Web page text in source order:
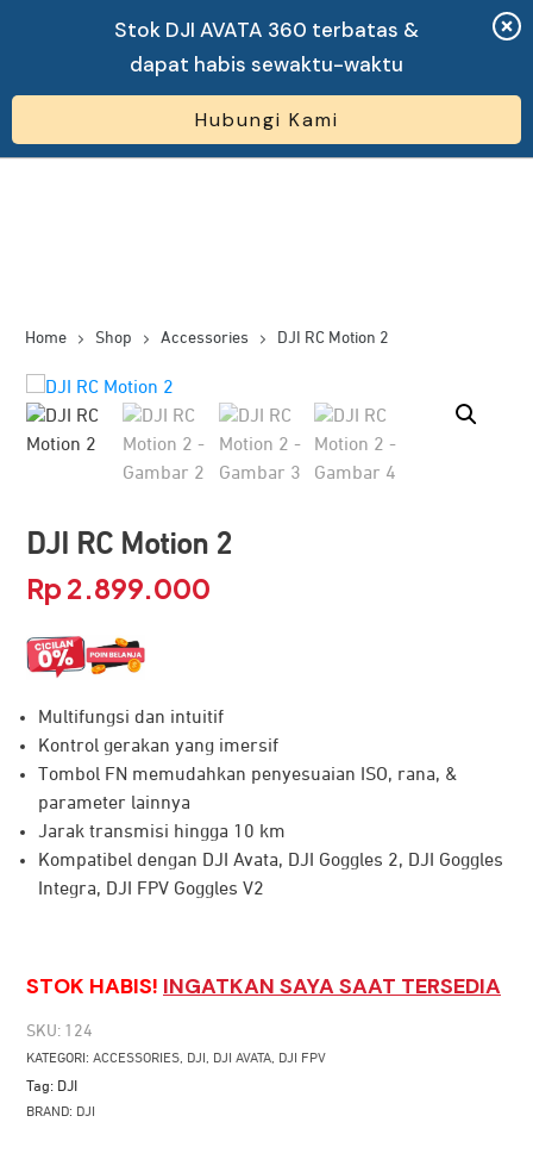
Home Shop Accessories DJI RC Motion 2
DJI RC Motion 2
Rp 2.899.000
Multifungsi dan intuitif
Kontrol gerakan yang imersif
Tombol FN memudahkan penyesuaian ISO, rana, &
parameter lainnya
Jarak transmisi hingga 10 km
Kompatibel dengan DJI Avata, DJI Goggles 2, DJI Goggles
Integra, DJI FPV Goggles V2
STOK HABIS! INGATKAN SAYA SAAT TERSEDIA
SKU: 124
KATEGORI: ACCESSORIES, DJI , DJI AVATA, DJI FPV
Tag: DJI
BRAND: DJI
Stok DJI AVATA 360 terbatas &
dapat habis sewaktu-waktu
Hubungi Kami